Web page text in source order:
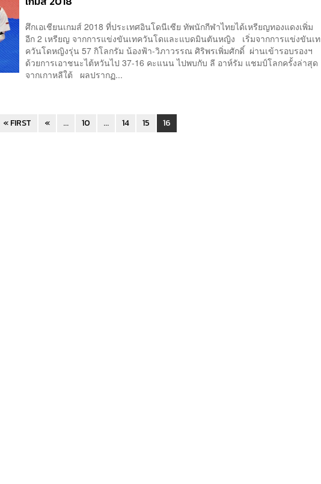
ศึกเอเชียนเกมส์ 2018 ที่ประเทศอินโดนีเซีย ทัพนักกีฬาไทยได้เหรียญทองแดงเพิ่ม
อีก 2 เหรียญ จากการแข่งขันเทควันโดและแบดมินตันหญิง เริ่มจากการแข่งขันเท
ควันโดหญิงรุ่น 57 กิโลกรัม น้องฟ้า-วิภาวรรณ ศิริพรเพิ่มศักดิ์ ผ่านเข้ารอบรองฯ
ด้วยการเอาชนะไต้หวันไป 37-16 คะแนน ไปพบกับ ลี อาห์รัม แชมป์โลกครั้งล่าสุด
จากเกาหลีใต้ ผลปรากฏ...
« FIRST « ... 10 ... 14 15 16